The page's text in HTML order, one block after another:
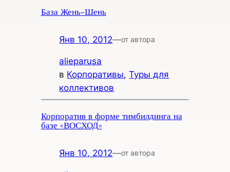
База Жень-Шень
Янв 10, 2012—от автора
alieparusa
в Корпоративы, Туры для
коллективов
Корпоратив в форме тимбилдинга на
базе «ВОСХОД»
Янв 10, 2012—от автора